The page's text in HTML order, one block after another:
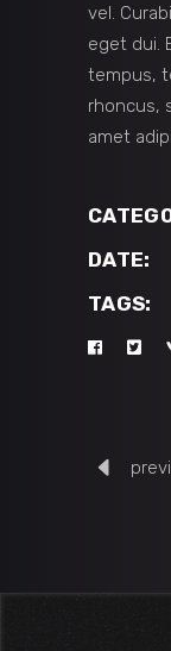
vel.
eget dui.
tempus,
rhoncus,
amet
DATE:
TAGS: